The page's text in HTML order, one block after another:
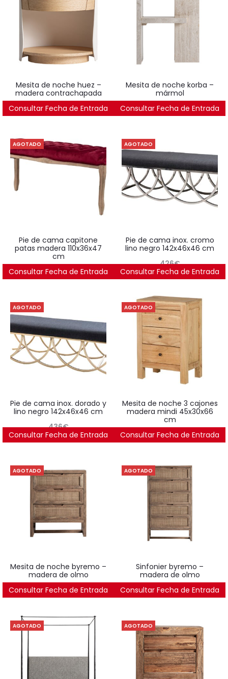
mesita de noche huez –
madera contrachapada
595€
Consultar Fecha de Entrada
mesita de noche korba –
mármol
442€
Consultar Fecha de Entrada
AGOTADO
pie de cama capitone
patas madera 110x36x47
cm
254€
Consultar Fecha de Entrada
AGOTADO
pie de cama inox. cromo
lino negro 142x46x46 cm
426€
Consultar Fecha de Entrada
AGOTADO
pie de cama inox. dorado y
lino negro 142x46x46 cm
436€
Consultar Fecha de Entrada
AGOTADO
mesita de noche 3 cajones
madera mindi 45x30x66
cm
315€
Consultar Fecha de Entrada
AGOTADO
mesita de noche byremo –
madera de olmo
562€
Consultar Fecha de Entrada
AGOTADO
sinfonier byremo –
madera de olmo
984€
Consultar Fecha de Entrada
AGOTADO AGOTADO